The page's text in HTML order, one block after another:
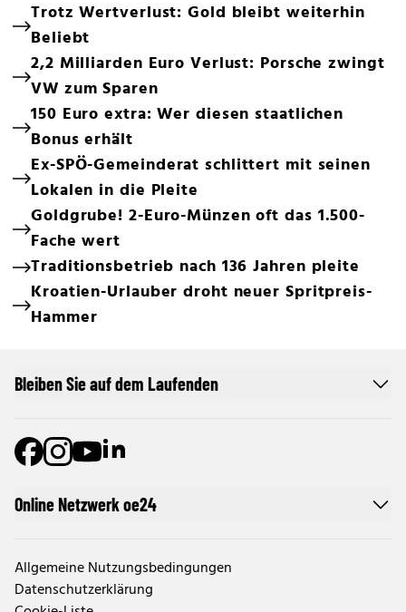
Trotz Wertverlust: Gold bleibt weiterhin
Beliebt
2,2 Milliarden Euro Verlust: Porsche zwingt
VW zum Sparen
150 Euro extra: Wer diesen staatlichen
Bonus erhält
Ex-SPÖ-Gemeinderat schlittert mit seinen
Lokalen in die Pleite
Goldgrube! 2-Euro-Münzen oft das 1.500-
Fache wert
Traditionsbetrieb nach 136 Jahren pleite
Kroatien-Urlauber droht neuer Spritpreis-
Hammer
Online Netzwerk oe24
Allgemeine Nutzungsbedingungen
Datenschutzerklärung
Bleiben Sie auf dem Laufenden